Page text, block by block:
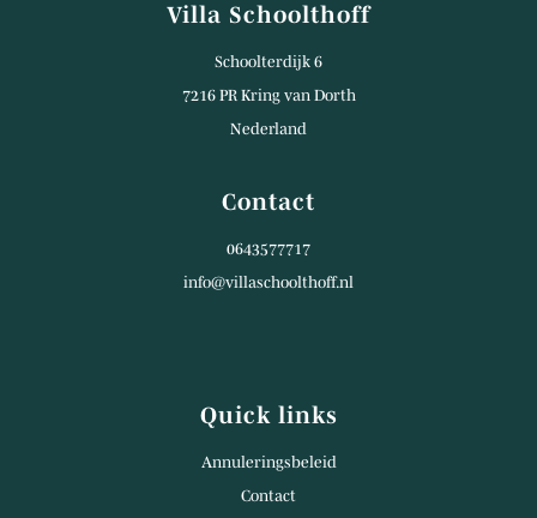
Villa Schoolthoff
Schoolterdijk 6
7216 PR Kring van Dorth
Nederland
Contact
0643577717
info@villaschoolthoff.nl
Quick links
Annuleringsbeleid
Contact